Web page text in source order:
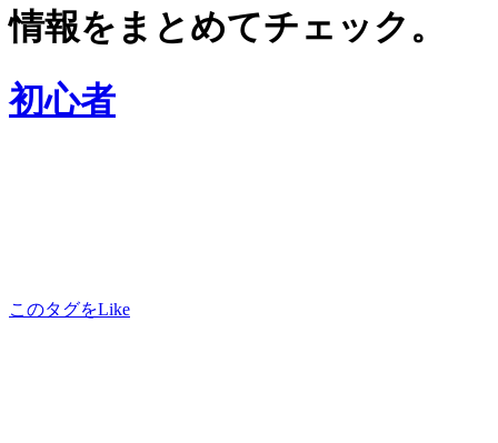
情報をまとめてチェック。
初心者
このタグをLike